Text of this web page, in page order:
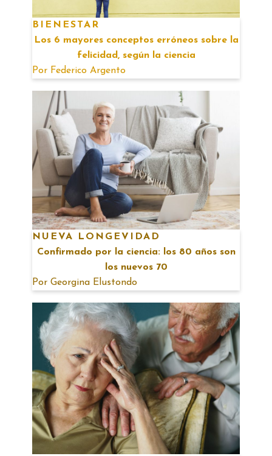
BIENESTAR
Los 6 mayores conceptos erróneos sobre la
felicidad, según la ciencia
Por Federico Argento
NUEVA LONGEVIDAD
Confirmado por la ciencia: los 80 años son
los nuevos 70
Por Georgina Elustondo